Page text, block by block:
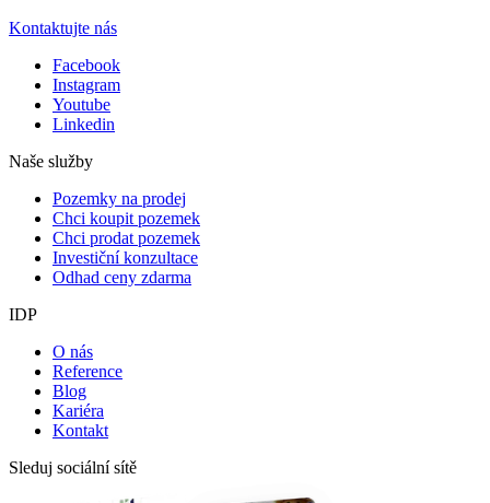
Kontaktujte nás
Facebook
Instagram
Youtube
Linkedin
Naše služby
Pozemky na prodej
Chci koupit pozemek
Chci prodat pozemek
Investiční konzultace
Odhad ceny zdarma
IDP
O nás
Reference
Blog
Kariéra
Kontakt
Sleduj sociální sítě